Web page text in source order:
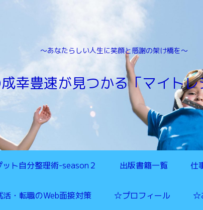
～あなたらしい人生に笑顔と感謝の架け橋を～
幸豊速が見つかる「マイトレ
ット自分整理術-season２ 出版書籍一覧 仕
活・転職のWeb面接対策 ☆プロフィール ☆